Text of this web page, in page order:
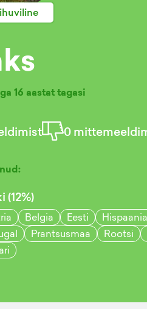
16 aastat tagasi
0
(12%)
Belgia Eesti Hispaania
Prantsusmaa Rootsi